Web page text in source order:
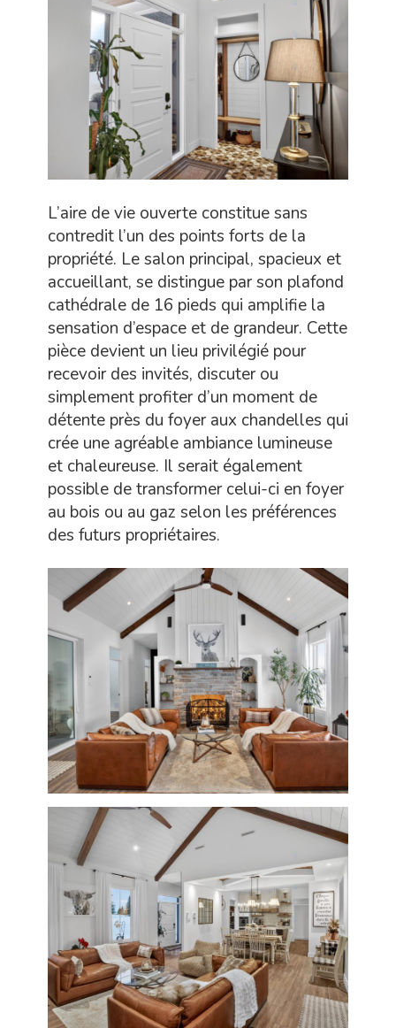
L’aire de vie ouverte constitue sans
contredit l’un des points forts de la
propriété. Le salon principal, spacieux et
accueillant, se distingue par son plafond
cathédrale de 16 pieds qui amplifie la
sensation d’espace et de grandeur. Cette
pièce devient un lieu privilégié pour
recevoir des invités, discuter ou
simplement profiter d’un moment de
détente près du foyer aux chandelles qui
crée une agréable ambiance lumineuse
et chaleureuse. Il serait également
possible de transformer celui-ci en foyer
au bois ou au gaz selon les préférences
des futurs propriétaires.